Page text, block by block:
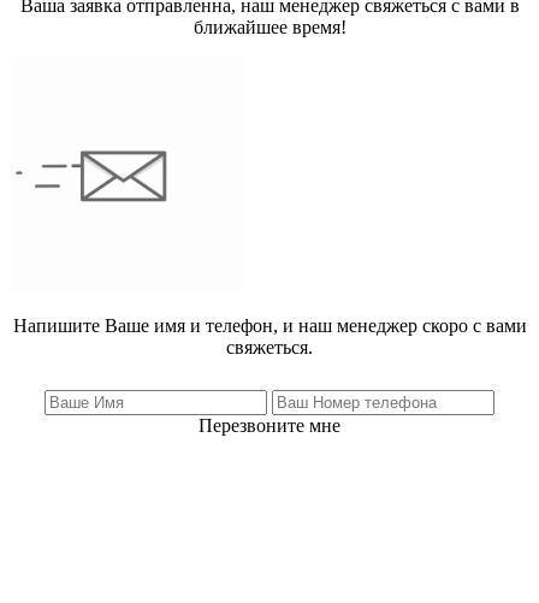
Ваша заявка отправленна, наш менеджер свяжеться с вами в
ближайшее время!
Напишите Ваше имя и телефон, и наш менеджер скоро с вами
свяжеться.
Перезвоните мне